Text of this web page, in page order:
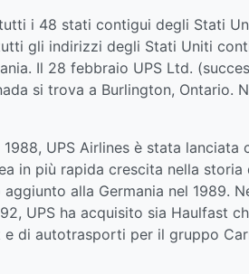
i 48 stati contigui degli Stati
gli indirizzi degli Stati Uniti
Il 28 febbraio UPS Ltd.
si trova a Burlington, Ontario.
UPS Airlines è stata lanciata
in più rapida crescita nella storia
alla Germania nel 1989.
UPS ha acquisito sia Haulfast
di autotrasporti per il gruppo